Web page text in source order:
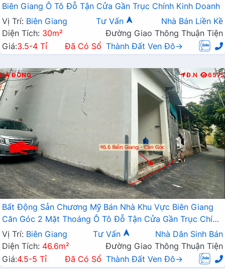
Biên Giang Ô Tô Đỗ Tận Cửa Gần Trục Chính Kinh Doanh
Vị Trí: Biên Giang Tư Vấn
Nhà Bán Liền Kề
Diện Tích: 30m²
Đường Giao Thông Thuận Tiện
Giá:3.5-4 Tỉ Đã Có Sổ Thành Đất Ven Đô→
HÀ ĐÔNG Đ.N 6575
Bất Động Sản Chương Mỹ Bán Nhà Khu Vực Biên Giang
Căn Góc 2 Mặt Thoáng Ô Tô Đỗ Tận Cửa Gần Trục Chính
Kinh Doanh
Vị Trí: Biên Giang Tư Vấn
Nhà Dân Sinh Bán
Diện Tích: 46.6m²
Đường Giao Thông Thuận Tiện
Giá:4.5-5 Tỉ Đã Có Sổ Thành Đất Ven Đô→